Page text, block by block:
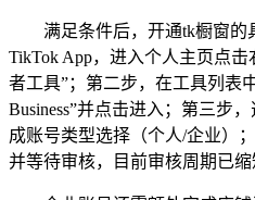
满足条件后，开通tk橱窗
TikTok App，进入个人主页点
者工具”；第二步，在工具列表
Business”并点击进入；第三步
成账号类型选择（个人/企业）
并等待审核，目前审核周期已缩